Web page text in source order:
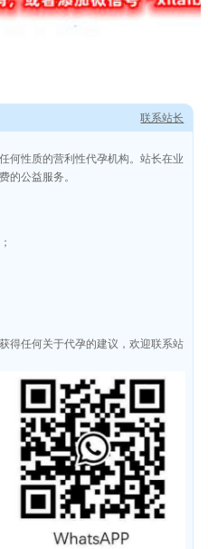
何性质的营利性代孕机构。站长在业
的公益服务。
得任何关于代孕的建议，欢迎联系站
联系站长